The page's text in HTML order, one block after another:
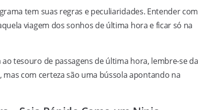
tem suas regras e peculiaridades. Entender
viagem dos sonhos de última hora e ficar só na
tesouro de passagens de última hora, lembre-se
com certeza são uma bússola apontando na